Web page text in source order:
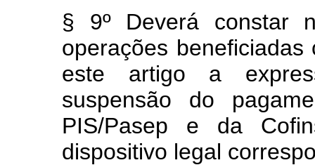
§ 9º Deverá constar
operações
este artigo a
suspensão do
PIS/Pasep e da
dispositivo legal